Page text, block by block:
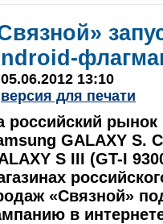
05.06.2012 13:10
версия для печати
российский
GALAXY S.
S III (GT-I
«Связной»
в